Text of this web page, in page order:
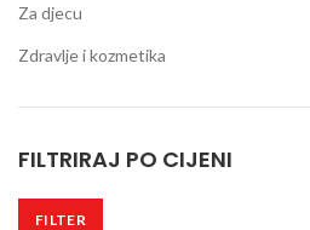
Za djecu
Zdravlje i kozmetika
FILTRIRAJ PO CIJENI
FILTER